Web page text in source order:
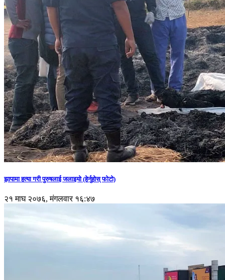
झापामा हत्या गरी पुरुषलाई जलाइयो (हेर्नुहाेस् फाेटाे)
२१ माघ २०७६, मंगलवार १६:४७